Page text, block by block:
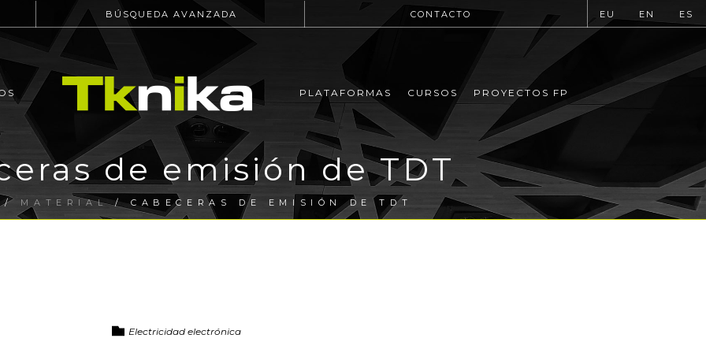
BÚSQUEDA AVANZADA CONTACTO EU EN ES
PLATAFORMAS CURSOS PROYECTOS FP
de emisión de TDT
MATERIAL/ CABECERAS DE EMISIÓN DE TDT
Electricidad electrónica